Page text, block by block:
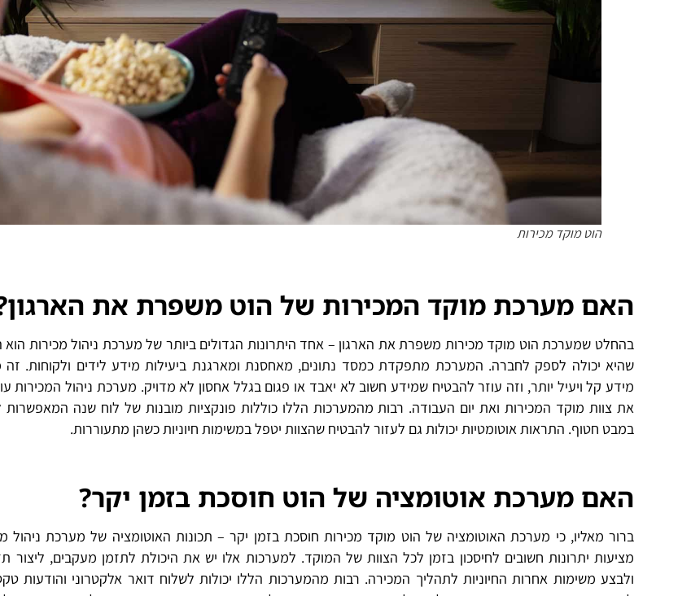
הוט מוקד מכירות
האם מערכת מוקד המכירות של הוט משפרת את
בהחלט שמערכת הוט מוקד מכירות משפרת את הארגון – אחד היתרונות הגדולים ביותר של מערכת ניהול מכירות הוא
שהיא יכולה לספק לחברה. המערכת מתפקדת כמסד נתונים, מאחסנת ומארגנת ביעילות מידע לידים ולקוחות.
מידע קל ויעיל יותר, וזה עוזר להבטיח שמידע חשוב לא יאבד או פגום בגלל אחסון לא מדויק. מערכת ניהול המכירות
את צוות מוקד המכירות ואת יום העבודה. רבות מהמערכות הללו כוללות פונקציות מובנות של לוח שנה המאפשרות
במבט חטוף. התראות אוטומטיות יכולות גם לעזור להבטיח שהצוות יטפל במשימות חיוניות כשהן מתעוררות.
האם מערכת אוטומציה של הוט חוסכת בזמן יקר?
ברור מאליו, כי מערכת האוטומציה של הוט מוקד מכירות חוסכת בזמן יקר – תכונות האוטומציה של מערכת ניהול
מציעות יתרונות חשובים לחיסכון בזמן לכל הצוות של המוקד. למערכות אלו יש את היכולת לתזמן מעקבים, ליצור
ולבצע משימות אחרות החיוניות לתהליך המכירה. רבות מהמערכות הללו יכולות לשלוח דואר אלקטרוני והודעות